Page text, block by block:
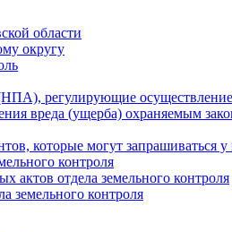
области
округу
регулирующие осуществление
вреда (ущерба) охраняемым
которые могут запрашиваться
контроля
актов отдела земельного контроля
земельного контроля